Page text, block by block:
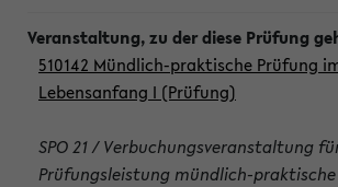
510142 Mündlich-praktische Prüfung
Lebensanfang I (Prüfung)
SPO 21 / Verbuchungsveranstaltung
Prüfungsleistung mündlich-